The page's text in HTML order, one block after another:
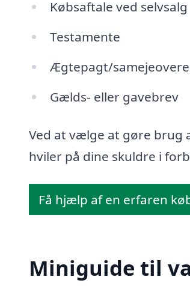
Købsaftale ved selvsalg
Testamente
Ægtepagt/
Gælds- eller gavebrev
Ved at vælge at gøre brug
hviler på dine skuldre i
Få hjælp af en erfaren
Miniguide til